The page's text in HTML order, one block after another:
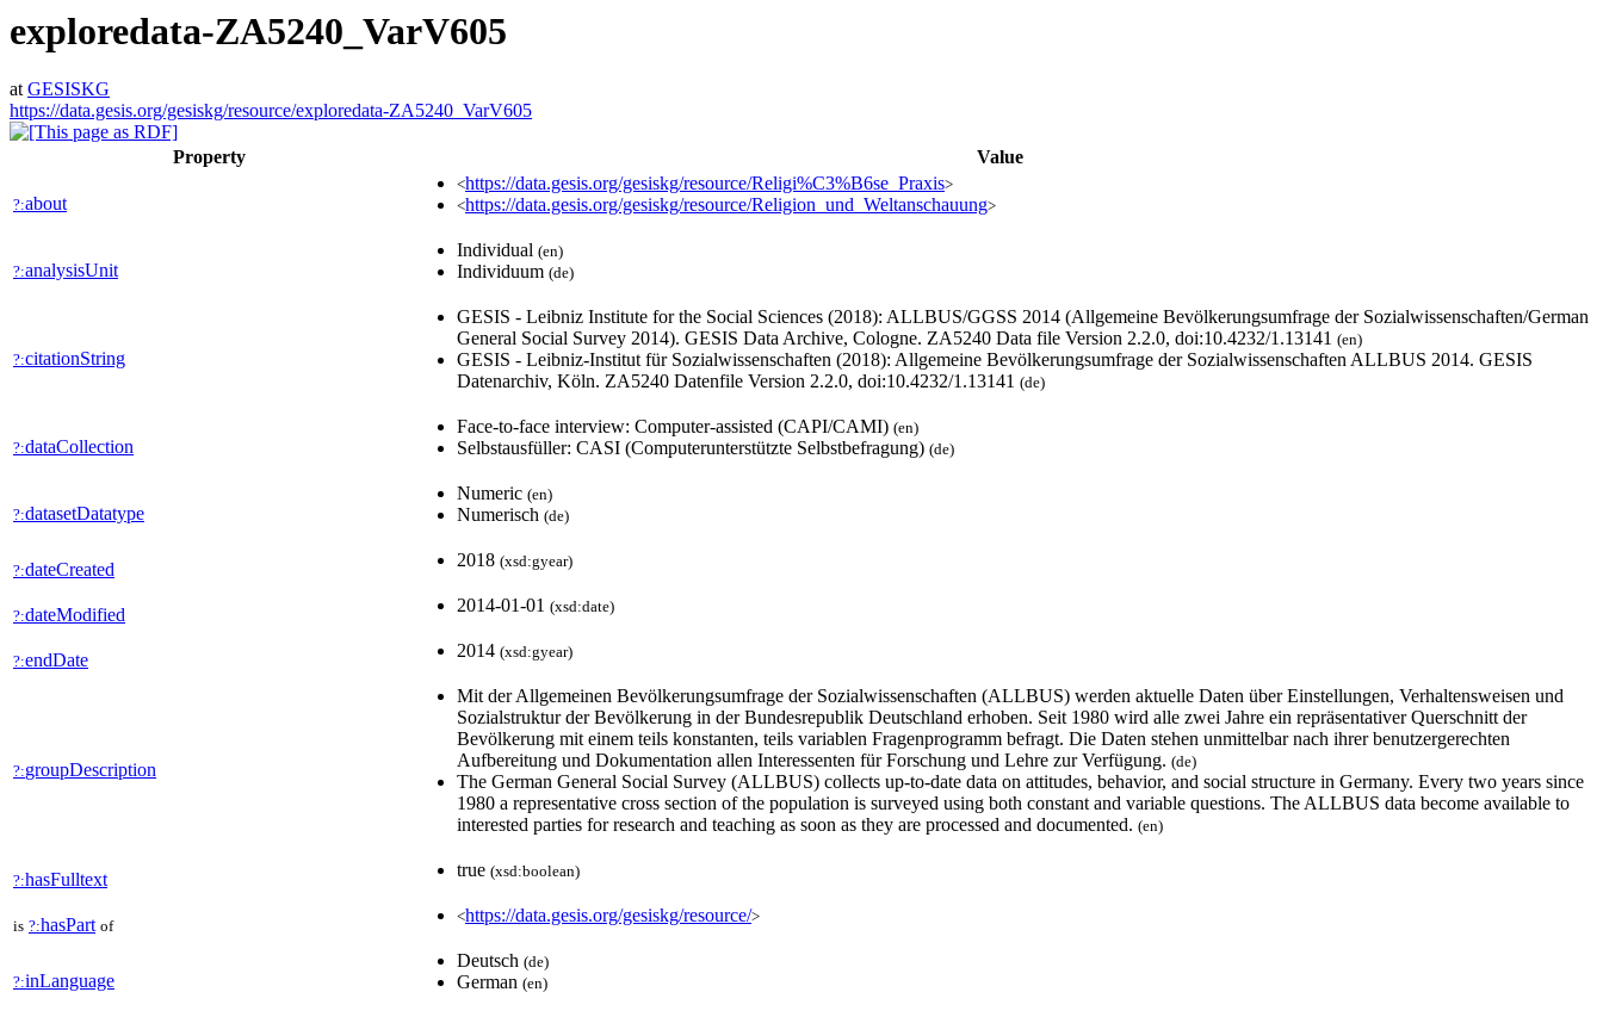
exploredata-ZA5240_VarV605
atGESISKG
https://data.gesis.org/gesiskg/resource/exploredata-ZA5240_VarV605
Property Value
?:about
<https://data.gesis.org/gesiskg/resource/Religi%C3%B6se_Praxis>
<https://data.gesis.org/gesiskg/resource/Religion_und_Weltanschauung>
?:analysisUnit
Individual (en)
Individuum (de)
?:citationString
GESIS - Leibniz Institute for the Social Sciences (2018): ALLBUS/GGSS 2014 (Allgemeine Bevölkerungsumfrage der Sozialwissenschaften/German
General Social Survey 2014). GESIS Data Archive, Cologne. ZA5240 Data file Version 2.2.0, doi:10.4232/1.13141 (en)
GESIS - Leibniz-Institut für Sozialwissenschaften (2018): Allgemeine Bevölkerungsumfrage der Sozialwissenschaften ALLBUS 2014. GESIS
Datenarchiv, Köln. ZA5240 Datenfile Version 2.2.0, doi:10.4232/1.13141 (de)
?:dataCollection
Face-to-face interview: Computer-assisted (CAPI/CAMI) (en)
Selbstausfüller: CASI (Computerunterstützte Selbstbefragung) (de)
?:datasetDatatype
Numeric (en)
Numerisch (de)
?:dateCreated 2018 (xsd:gyear)
?:dateModified 2014-01-01 (xsd:date)
?:endDate 2014 (xsd:gyear)
?:groupDescription
Mit der Allgemeinen Bevölkerungsumfrage der Sozialwissenschaften (ALLBUS) werden aktuelle Daten über Einstellungen, Verhaltensweisen und
Sozialstruktur der Bevölkerung in der Bundesrepublik Deutschland erhoben. Seit 1980 wird alle zwei Jahre ein repräsentativer Querschnitt der
Bevölkerung mit einem teils konstanten, teils variablen Fragenprogramm befragt. Die Daten stehen unmittelbar nach ihrer benutzergerechten
Aufbereitung und Dokumentation allen Interessenten für Forschung und Lehre zur Verfügung. (de)
The German General Social Survey (ALLBUS) collects up-to-date data on attitudes, behavior, and social structure in Germany. Every two years since
1980 a representative cross section of the population is surveyed using both constant and variable questions. The ALLBUS data become available to
interested parties for research and teaching as soon as they are processed and documented. (en)
?:hasFulltext true (xsd:boolean)
is ?:hasPart of
<https://data.gesis.org/gesiskg/resource/>
?:inLanguage
Deutsch (de)
German (en)